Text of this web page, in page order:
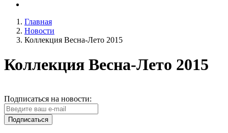
Главная
Новости
Коллекция Весна-Лето 2015
Коллекция Весна-Лето 2015
Подписаться на новости:
Подписаться